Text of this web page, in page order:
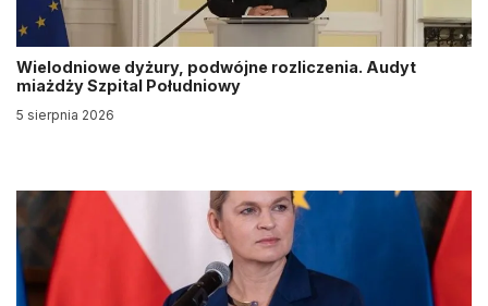
Wielodniowe dyżury, podwójne rozliczenia. Audyt
miażdży Szpital Południowy
5 sierpnia 2026